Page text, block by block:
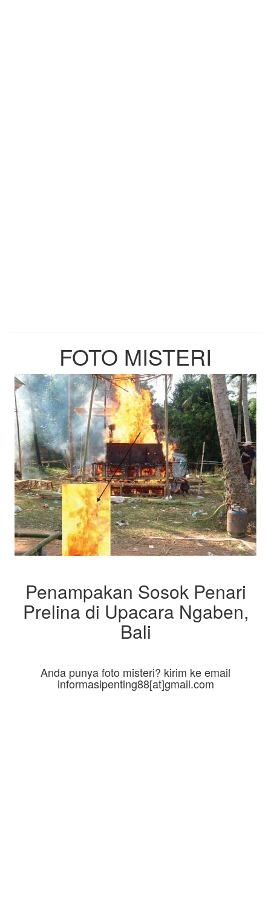
FOTO MISTERI
Penampakan Sosok Penari
Prelina di Upacara Ngaben,
Bali
Anda punya foto misteri? kirim ke email
informasipenting88[at]gmail.com